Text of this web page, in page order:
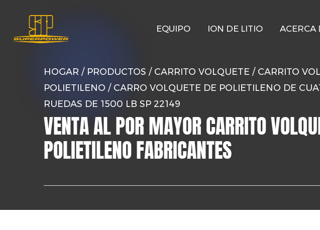
EQUIPO ION DE LITIO ACERCA
HOGAR / PRODUCTOS / CARRITO VOLQUETE / CARRITO
POLIETILENO / CARRO VOLQUETE DE POLIETILENO DE
RUEDAS DE 1500 LB SP 22149
VENTA AL POR MAYOR CARRITO
POLIETILENO FABRICANTES